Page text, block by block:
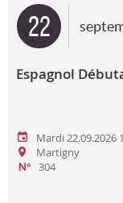
22
Espagnol
Mardi 22.09.2026
Martigny
N°
304